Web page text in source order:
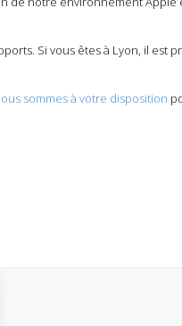
Si vous êtes à Lyon, il est
sommes à votre disposition